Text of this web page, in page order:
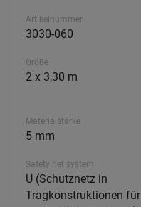
Artikelnummer
3030-060
Größe
2 x 3,30 m
Materialstärke
5 mm
Safety net system
U (Schutznetz in
Tragkonstruktionen für